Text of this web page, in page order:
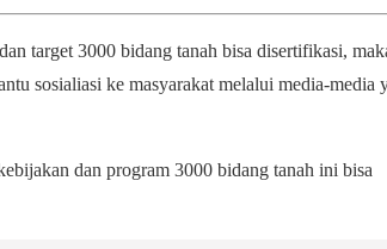
target 3000 bidang tanah bisa disertifikasi,
sosialiasi ke masyarakat melalui media-media
dan program 3000 bidang tanah ini bisa